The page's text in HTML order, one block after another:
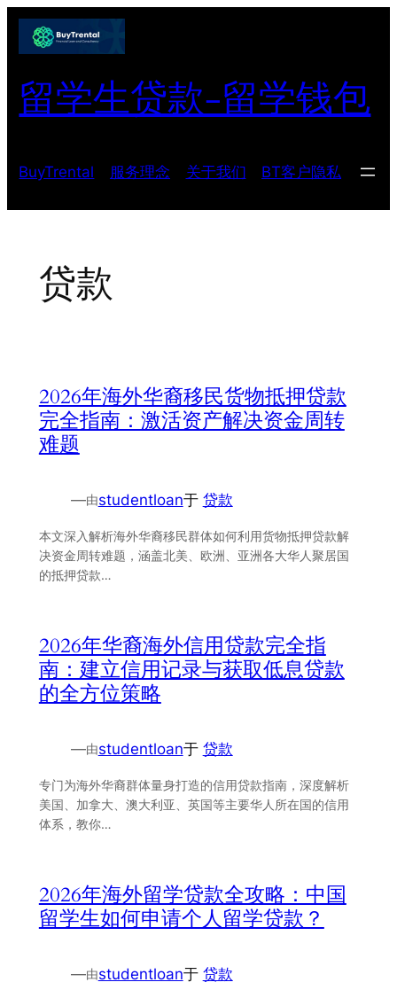
跳
留学生贷款-留学钱包
BuyTrental 服务理念 关于我们 BT客户隐私
贷款
2026年海外华裔移民货物抵押贷款
完全指南：激活资产解决资金周转
难题
—由studentloan于 贷款
本文深入解析海外华裔移民群体如何利用货物抵押贷款解
决资金周转难题，涵盖北美、欧洲、亚洲各大华人聚居国
的抵押贷款…
2026年华裔海外信用贷款完全指
南：建立信用记录与获取低息贷款
的全方位策略
—由studentloan于 贷款
专门为海外华裔群体量身打造的信用贷款指南，深度解析
美国、加拿大、澳大利亚、英国等主要华人所在国的信用
体系，教你…
2026年海外留学贷款全攻略：中国
留学生如何申请个人留学贷款？
—由studentloan于 贷款